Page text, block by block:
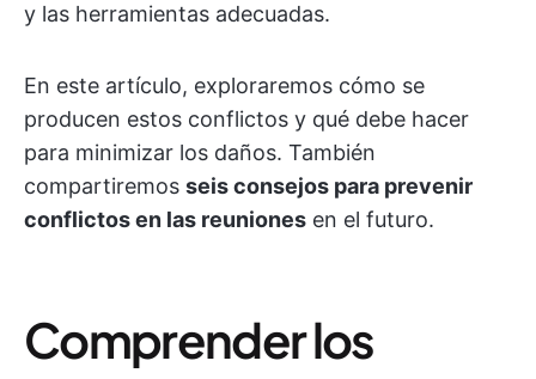
y las herramientas adecuadas.
En este artículo, exploraremos cómo se
producen estos conflictos y qué debe hacer
para minimizar los daños. También
compartiremos seis consejos para prevenir
conflictos en las reuniones en el futuro.
Comprender los